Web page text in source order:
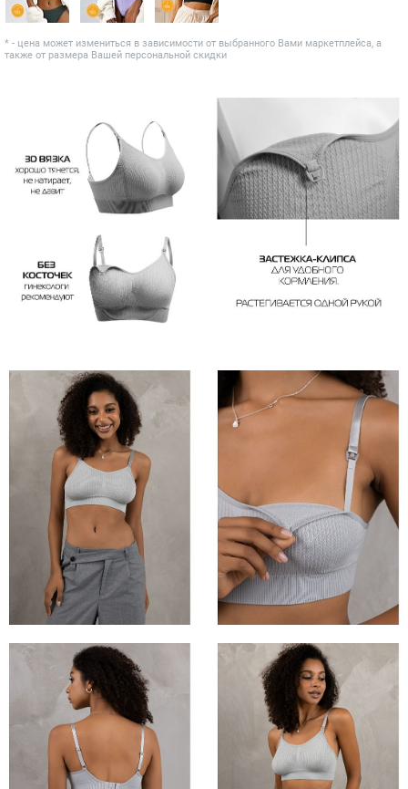
* - цена может измениться в зависимости от выбранного Вами маркетплейса, а
также от размера Вашей персональной скидки